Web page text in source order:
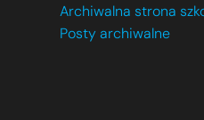
Archiwalna strona
Posty archiwalne